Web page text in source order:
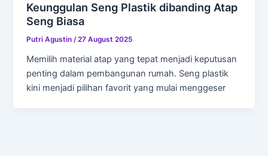
Keunggulan Seng Plastik dibanding Atap
Seng Biasa
Putri Agustin/27 August 2025
Memilih material atap yang tepat menjadi keputusan
penting dalam pembangunan rumah. Seng plastik
kini menjadi pilihan favorit yang mulai menggeser